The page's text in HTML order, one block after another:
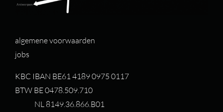
algemene voorwaarden
jobs
KBC IBAN BE61 4189 0975 0117
BTW BE 0478.509.710
NL 8149.36.866.B01